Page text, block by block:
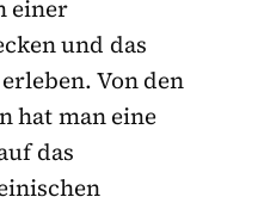
einer
und das
Von den
hat man eine
das